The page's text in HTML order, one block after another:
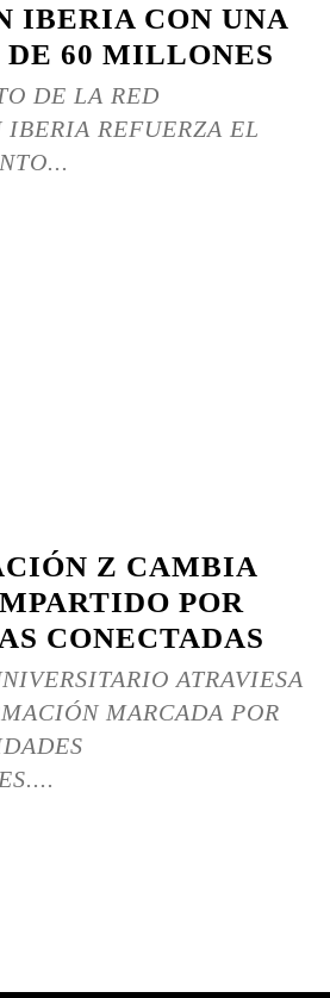
IBERIA CON UNA
60 MILLONES
DE LA RED
IBERIA REFUERZA EL
Z CAMBIA
POR
CONECTADAS
ATRAVIESA
MARCADA POR